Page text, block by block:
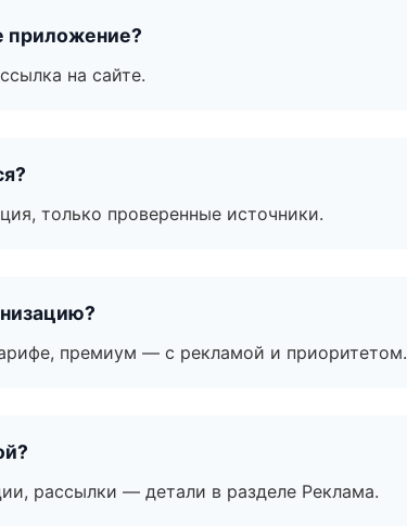
приложение?
на сайте.
только проверенные источники.
премиум — с рекламой и приоритетом.
рассылки — детали в разделе Реклама.